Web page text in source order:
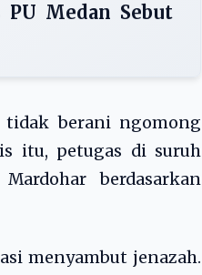
PU Medan Sebut
berani ngomong
itu, petugas di suruh
berdasarkan
menyambut jenazah.